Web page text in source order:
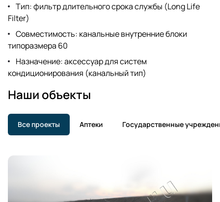
Тип: фильтр длительного срока службы (Long Life
Filter)
Совместимость: канальные внутренние блоки
типоразмера 60
Назначение: аксессуар для систем
кондиционирования (канальный тип)
Наши объекты
Все проекты Аптеки Государственные